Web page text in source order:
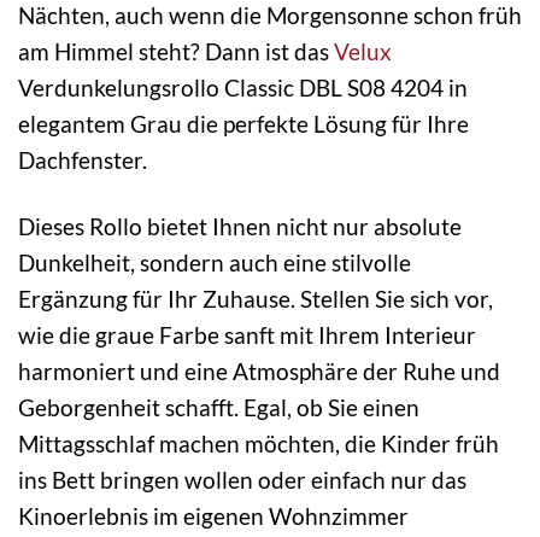
Nächten, auch wenn die Morgensonne schon früh
am Himmel steht? Dann ist dasVelux
Verdunkelungsrollo Classic DBL S08 4204 in
elegantem Grau die perfekte Lösung für Ihre
Dachfenster.
Dieses Rollo bietet Ihnen nicht nur absolute
Dunkelheit, sondern auch eine stilvolle
Ergänzung für Ihr Zuhause. Stellen Sie sich vor,
wie die graue Farbe sanft mit Ihrem Interieur
harmoniert und eine Atmosphäre der Ruhe und
Geborgenheit schafft. Egal, ob Sie einen
Mittagsschlaf machen möchten, die Kinder früh
ins Bett bringen wollen oder einfach nur das
Kinoerlebnis im eigenen Wohnzimmer